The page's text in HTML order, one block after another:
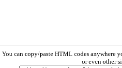
You can copy/paste HTML codes
or even other